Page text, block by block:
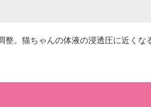
。猫ちゃんの体液の浸透圧に近くな